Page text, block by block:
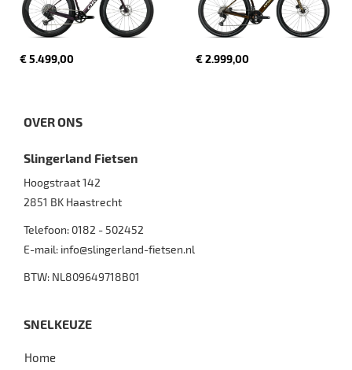
€ 5.499,00 € 2.999,00
OVER ONS
Slingerland Fietsen
Hoogstraat 142
2851 BK Haastrecht
Telefoon: 0182 - 502452
E-mail: info@slingerland-fietsen.nl
BTW: NL809649718B01
SNELKEUZE
Home